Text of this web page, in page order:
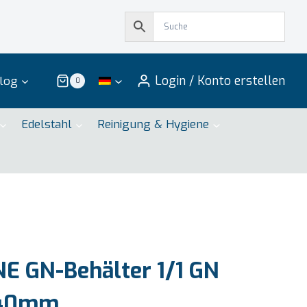
0 Login / Konto erstellen
Edelstahl Reinigung & Hygiene
GN-Behälter 1/1 GN